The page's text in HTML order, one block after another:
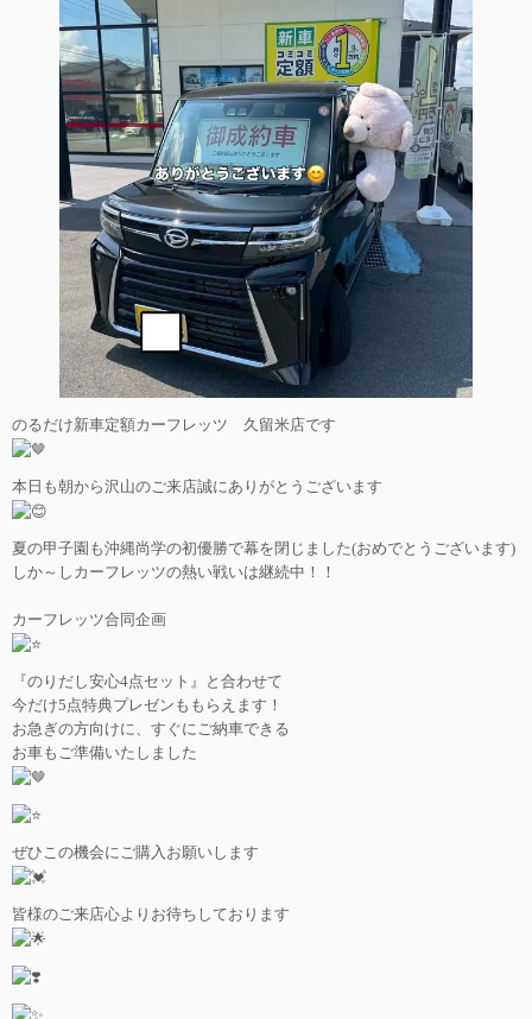
のるだけ新車定額カーフレッツ 久留米店です
本日も朝から沢山のご来店誠にありがとうございます
夏の甲子園も沖縄尚学の初優勝で幕を閉じました(おめでとうございます)
しか～しカーフレッツの熱い戦いは継続中！！
カーフレッツ合同企画
『のりだし安心4点セット』と合わせて
今だけ5点特典プレゼンももらえます！
お急ぎの方向けに、すぐにご納車できる
お車もご準備いたしました
ぜひこの機会にご購入お願いします
皆様のご来店心よりお待ちしております